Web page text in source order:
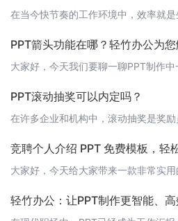
PPT箭头功能在哪？轻竹办公为
PPT滚动抽奖可以内定吗？
竞聘个人介绍 PPT 免费模板，轻
轻竹办公：让PPT制作更智能、高